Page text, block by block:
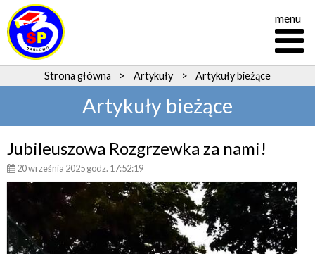
menu
Strona główna > Artykuły > Artykuły bieżące
Artykuły bieżące
Jubileuszowa Rozgrzewka za nami!
20 września 2025 godz. 17:52:19